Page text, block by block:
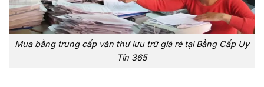
Mua bằng trung cấp văn thư lưu trữ giá rẻ tại Bằng Cấp Uy
Tín 365